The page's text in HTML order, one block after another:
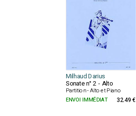
Milhaud Darius
Sonate n° 2 - Alto
Partition - Alto et Piano
ENVOI IMMÉDIAT 32.49 €